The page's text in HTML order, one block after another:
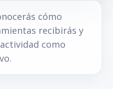
cómo
recibirás y
como